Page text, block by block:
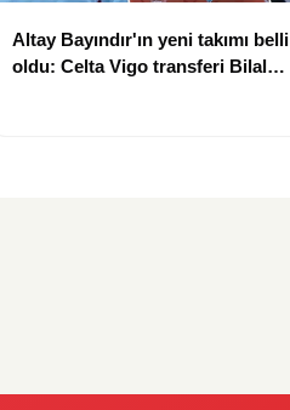
Altay Bayındır'ın yeni takımı belli
oldu: Celta Vigo transferi Bilal